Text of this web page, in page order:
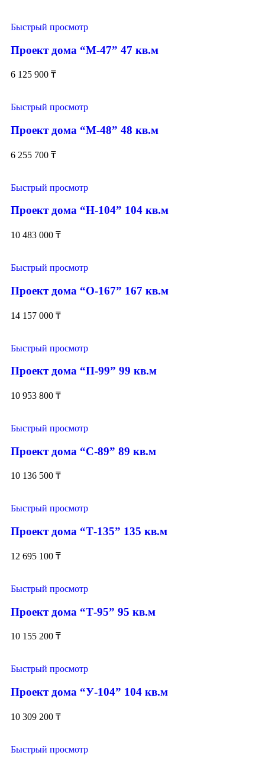
Быстрый просмотр
Проект дома “М-47” 47 кв.м
6 125 900 ₸
Быстрый просмотр
Проект дома “М-48” 48 кв.м
6 255 700 ₸
Быстрый просмотр
Проект дома “Н-104” 104 кв.м
10 483 000 ₸
Быстрый просмотр
Проект дома “О-167” 167 кв.м
14 157 000 ₸
Быстрый просмотр
Проект дома “П-99” 99 кв.м
10 953 800 ₸
Быстрый просмотр
Проект дома “С-89” 89 кв.м
10 136 500 ₸
Быстрый просмотр
Проект дома “Т-135” 135 кв.м
12 695 100 ₸
Быстрый просмотр
Проект дома “Т-95” 95 кв.м
10 155 200 ₸
Быстрый просмотр
Проект дома “У-104” 104 кв.м
10 309 200 ₸
Быстрый просмотр